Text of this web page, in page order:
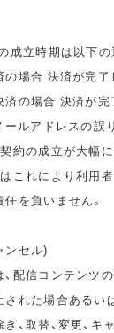
成立時期は以下の
場合 決済が完了
の場合 決済が完
ルアドレスの誤
約の成立が大幅
これにより利用
を負いません。
ンセル)
配信コンテンツ
れた場合あるい
、取替、変更、キ